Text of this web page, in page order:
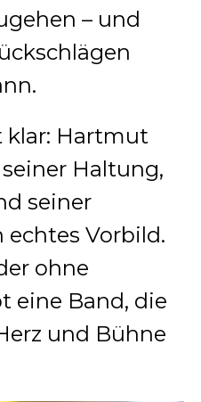
– und
klar: Hartmut
Haltung,
seiner
echtes Vorbild.
ohne
eine Band, die
und Bühne